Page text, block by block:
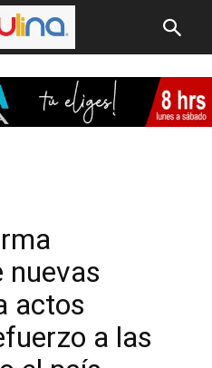
nuevas
actos
a las